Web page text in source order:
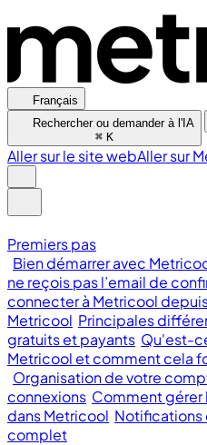
Français
Rechercher ou demander à l'IA
⌘ K
Aller sur le site webAller sur
Premiers pas
Bien démarrer avec
ne reçois pas l’email de
connecter à Metricool
Metricool Principales
gratuits et payants Qu'est-
Metricool et comment cela
Organisation de votre
connexions Comment gérer
dans Metricool Notifications
complet